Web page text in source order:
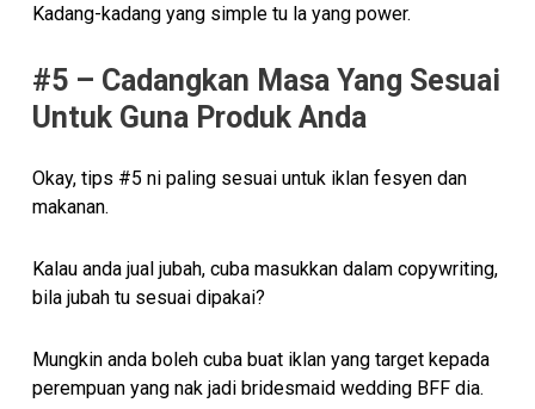
Kadang-kadang yang simple tu la yang power.
#5 – Cadangkan Masa Yang Sesuai
Untuk Guna Produk Anda
Okay, tips #5 ni paling sesuai untuk iklan fesyen dan
makanan.
Kalau anda jual jubah, cuba masukkan dalam copywriting,
bila jubah tu sesuai dipakai?
Mungkin anda boleh cuba buat iklan yang target kepada
perempuan yang nak jadi bridesmaid wedding BFF dia.